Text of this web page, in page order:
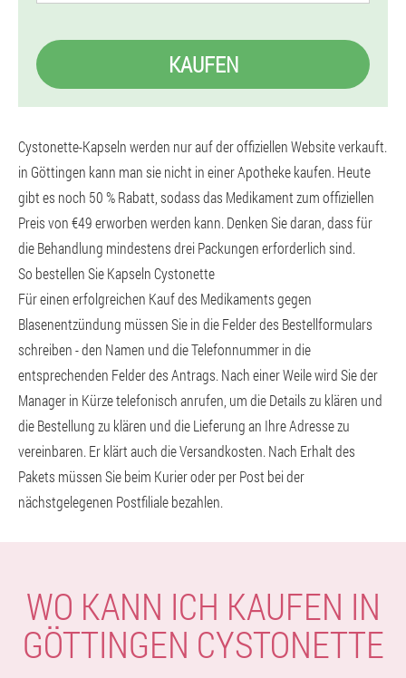
KAUFEN
Cystonette-Kapseln werden nur auf der offiziellen Website verkauft.
in Göttingen kann man sie nicht in einer Apotheke kaufen. Heute
gibt es noch 50 % Rabatt, sodass das Medikament zum offiziellen
Preis von €49 erworben werden kann. Denken Sie daran, dass für
die Behandlung mindestens drei Packungen erforderlich sind.
So bestellen Sie Kapseln Cystonette
Für einen erfolgreichen Kauf des Medikaments gegen
Blasenentzündung müssen Sie in die Felder des Bestellformulars
schreiben - den Namen und die Telefonnummer in die
entsprechenden Felder des Antrags. Nach einer Weile wird Sie der
Manager in Kürze telefonisch anrufen, um die Details zu klären und
die Bestellung zu klären und die Lieferung an Ihre Adresse zu
vereinbaren. Er klärt auch die Versandkosten. Nach Erhalt des
Pakets müssen Sie beim Kurier oder per Post bei der
nächstgelegenen Postfiliale bezahlen.
WO KANN ICH KAUFEN IN
GÖTTINGEN CYSTONETTE